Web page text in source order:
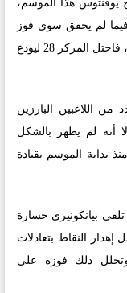
يوفنتوس هذا الموسم،
بـ3 تعادلات و4 هزائم، فيما لم يحقق سوى فوز
وحيد بالجولة قبل الأخيرة ضد بوروسيا دورتموند، فاحتل المركز 28 ليودع
اللاعبين البارزين
أنه لم يظهر بالشكل
الموسم بقيادة
بيانكونيري خسارة
النقاط بتعادلات
ذلك فوزه على